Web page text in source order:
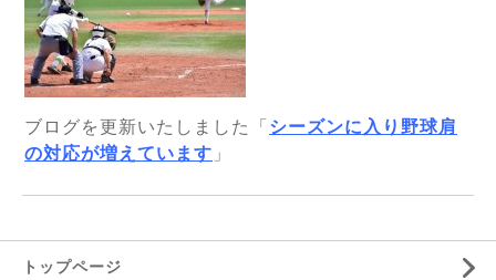
ブログを更新いたしました「 シーズンに入り野球肩
の対応が増えています 」
トップページ